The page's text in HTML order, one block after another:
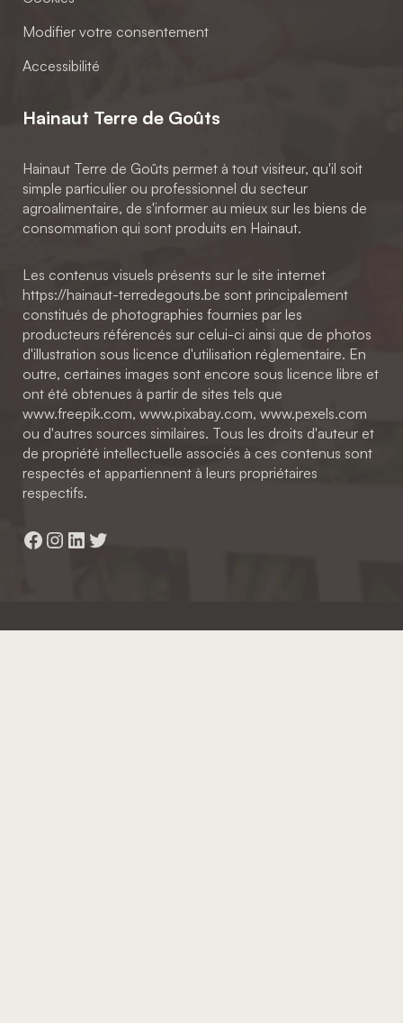
Modifier votre consentement
Accessibilité
Hainaut Terre de Goûts
Hainaut Terre de Goûts permet à tout visiteur, qu'il soit
simple particulier ou professionnel du secteur
agroalimentaire, de s'informer au mieux sur les biens de
consommation qui sont produits en Hainaut.
Les contenus visuels présents sur le site internet
https://hainaut-terredegouts.be sont principalement
constitués de photographies fournies par les
producteurs référencés sur celui-ci ainsi que de photos
d'illustration sous licence d'utilisation réglementaire. En
outre, certaines images sont encore sous licence libre et
ont été obtenues à partir de sites tels que
www.freepik.com, www.pixabay.com, www.pexels.com
ou d'autres sources similaires. Tous les droits d'auteur et
de propriété intellectuelle associés à ces contenus sont
respectés et appartiennent à leurs propriétaires
respectifs.
Facebook
Instagram
LinkedIn
Twitter